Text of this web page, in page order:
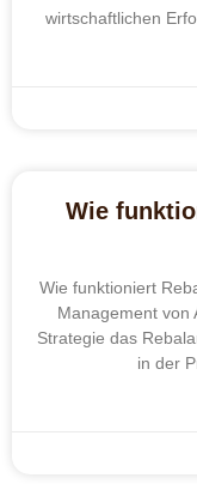
wirtschaftlichen
Wie
Wie funktioniert
Management von
Strategie das
in der